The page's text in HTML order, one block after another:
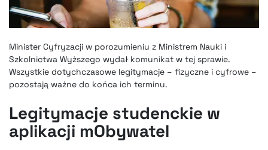
Minister Cyfryzacji w porozumieniu z Ministrem Nauki i
Szkolnictwa Wyższego wydał komunikat w tej sprawie.
Wszystkie dotychczasowe legitymacje – fizyczne i cyfrowe –
pozostają ważne do końca ich terminu.
Legitymacje studenckie w
aplikacji mObywatel